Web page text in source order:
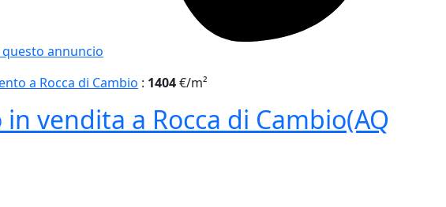
annuncio
a Rocca di Cambio : 1404€/m²
vendita a Rocca di Cambio(AQ